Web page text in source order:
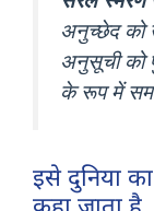
अनुच्छेद को
अनुसूची को
के रूप में
इसे दुनिया
कहा जाता है